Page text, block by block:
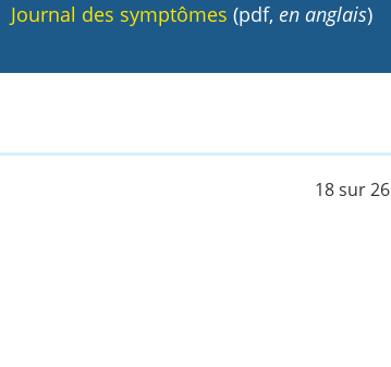
Journal des symptômes (pdf, en anglais)
18 sur 26